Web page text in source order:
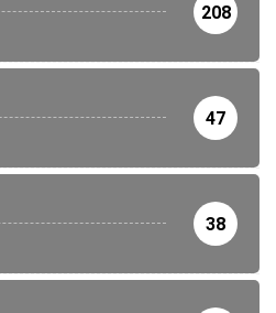
208
47
38